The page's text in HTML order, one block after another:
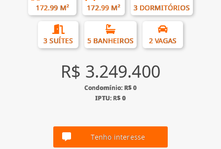
172.99 M² 172.99 M² 3 DORMITÓRIOS
3 SUÍTES 5 BANHEIROS 2 VAGAS
R$ 3.249.400
Condomínio: R$ 0
IPTU: R$ 0
Tenho interesse